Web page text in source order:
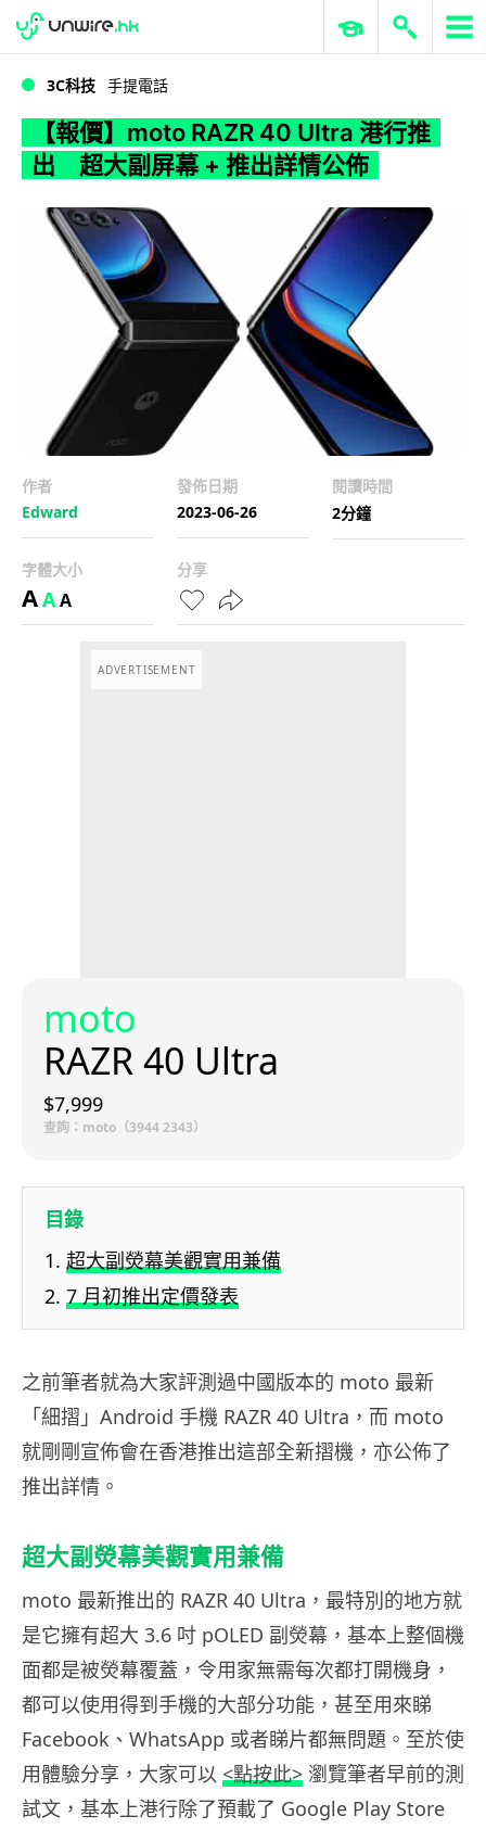
WWDC 2026 ERP 與商業 AI
3C科技 手提電話
【報價】moto RAZR 40 Ultra 港行推
出 超大副屏幕 + 推出詳情公佈
作者
Edward
發佈日期
2023-06-26
閱讀時間
2分鐘
字體大小
AAA
分享
ADVERTISEMENT
moto
RAZR 40 Ultra
$7,999
查詢：moto（3944 2343）
目錄
超大副熒幕美觀實用兼備
7 月初推出定價發表
之前筆者就為大家評測過中國版本的 moto 最新
「細摺」Android 手機 RAZR 40 Ultra，而 moto
就剛剛宣佈會在香港推出這部全新摺機，亦公佈了
推出詳情。
超大副熒幕美觀實用兼備
moto 最新推出的 RAZR 40 Ultra，最特別的地方就
是它擁有超大 3.6 吋 pOLED 副熒幕，基本上整個機
面都是被熒幕覆蓋，令用家無需每次都打開機身，
都可以使用得到手機的大部分功能，甚至用來睇
Facebook、WhatsApp 或者睇片都無問題。至於使
用體驗分享，大家可以 <點按此> 瀏覽筆者早前的測
試文，基本上港行除了預載了 Google Play Store